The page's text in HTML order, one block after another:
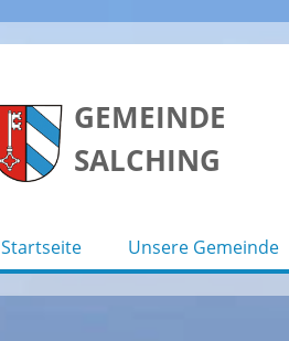
GEMEINDE
SALCHING
Startseite Unsere Gemeinde